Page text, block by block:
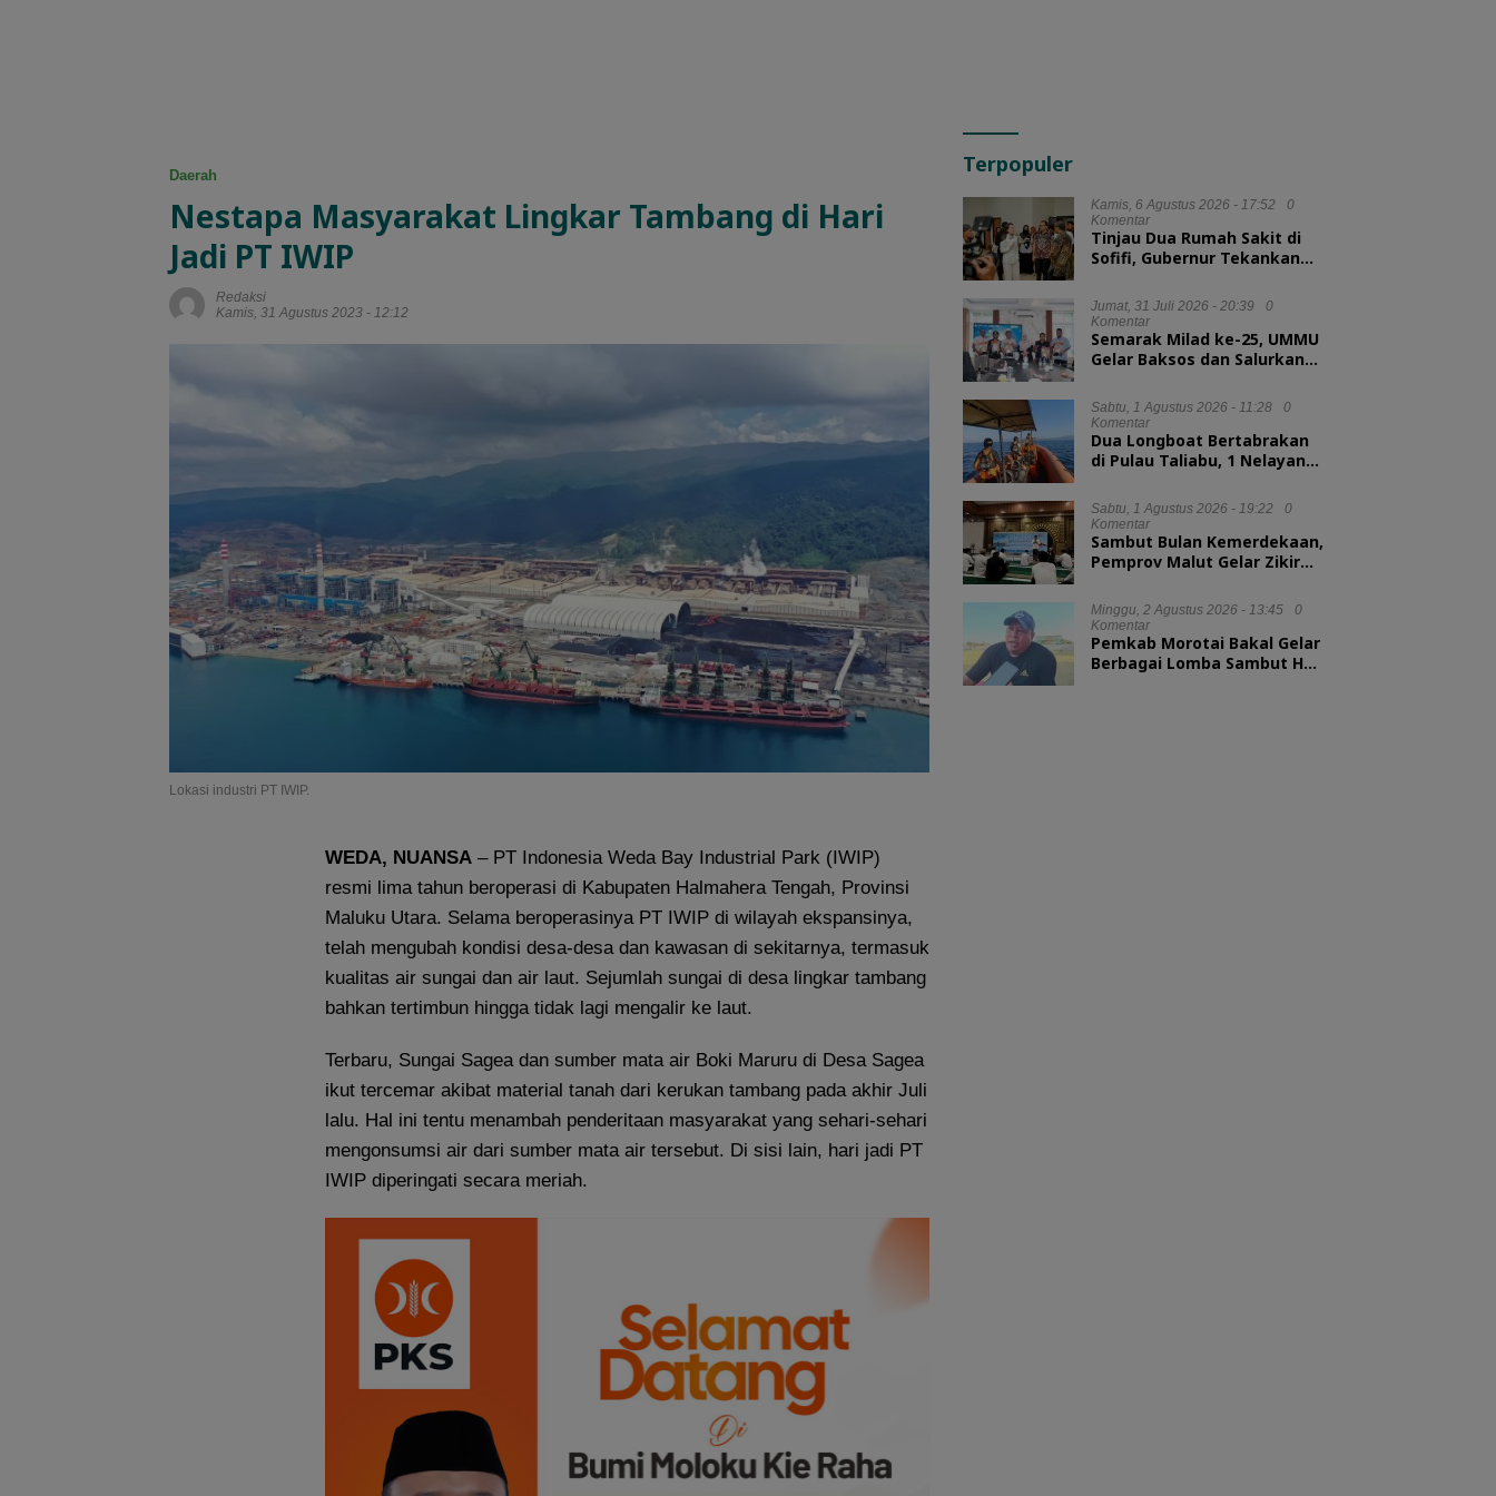
Daerah
Nestapa Masyarakat Lingkar Tambang di Hari
Jadi PT IWIP
Redaksi
Kamis, 31 Agustus 2023 - 12:12
Lokasi industri PT IWIP.
WEDA, NUANSA – PT Indonesia Weda Bay Industrial Park (IWIP)
resmi lima tahun beroperasi di Kabupaten Halmahera Tengah, Provinsi
Maluku Utara. Selama beroperasinya PT IWIP di wilayah ekspansinya,
telah mengubah kondisi desa-desa dan kawasan di sekitarnya, termasuk
kualitas air sungai dan air laut. Sejumlah sungai di desa lingkar tambang
bahkan tertimbun hingga tidak lagi mengalir ke laut.
Terbaru, Sungai Sagea dan sumber mata air Boki Maruru di Desa Sagea
ikut tercemar akibat material tanah dari kerukan tambang pada akhir Juli
lalu. Hal ini tentu menambah penderitaan masyarakat yang sehari-sehari
mengonsumsi air dari sumber mata air tersebut. Di sisi lain, hari jadi PT
IWIP diperingati secara meriah.
Terpopuler
Kamis, 6 Agustus 2026 - 17:52
0
Komentar
Tinjau Dua Rumah Sakit di
Sofifi, Gubernur Tekankan
Kesehatan
Jumat, 31 Juli 2026 - 20:39
0
Komentar
Semarak Milad ke-25, UMMU
Gelar Baksos dan Salurkan
Mahasiswa Kurang Mampu
Sabtu, 1 Agustus 2026 - 11:28
0
Komentar
Dua Longboat Bertabrakan
di Pulau Taliabu, 1 Nelayan
Sabtu, 1 Agustus 2026 - 19:22
0
Komentar
Sambut Bulan Kemerdekaan,
Pemprov Malut Gelar Zikir
Minggu, 2 Agustus 2026 - 13:45
0
Komentar
Pemkab Morotai Bakal Gelar
Berbagai Lomba Sambut HUT